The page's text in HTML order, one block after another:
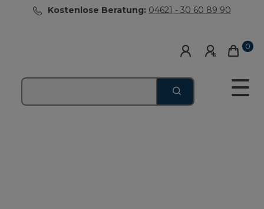
Kostenlose Beratung: 04621 - 30 60 89 90
0
☰